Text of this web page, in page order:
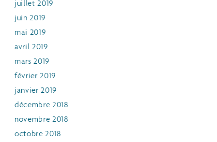
juillet 2019
juin 2019
mai 2019
avril 2019
mars 2019
février 2019
janvier 2019
décembre 2018
novembre 2018
octobre 2018